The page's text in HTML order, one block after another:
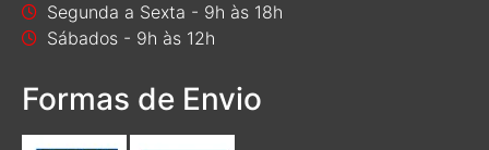
Segunda a Sexta - 9h às 18h
Sábados - 9h às 12h
Formas de Envio